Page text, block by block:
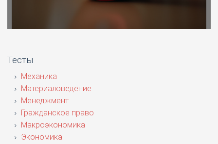
Тесты
Механика
Материаловедение
Менеджмент
Гражданское право
Макроэкономика
Экономика